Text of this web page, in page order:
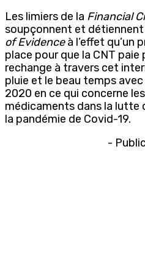
Les limiers de la Financial
soupçonnent et
of Evidenceà l’effet qu’un
place pour que la CNT paie
rechange à travers cet
pluie et le beau temps
2020 en ce qui concerne
médicaments dans la
la pandémie de Covid-19.
-